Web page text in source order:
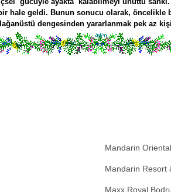
hale geldi. Bunun sonucu olarak, öncelikle
dengesinden yararlanmak pek az
Mandarin
Mandarin Resort
Maxx Royal